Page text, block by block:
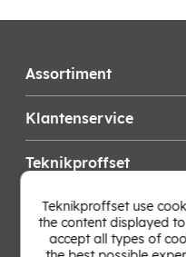
Assortiment
Klantenservice
Teknikproffset
Wijzig Land
Teknikproffset use
the content displayed
accept all types of